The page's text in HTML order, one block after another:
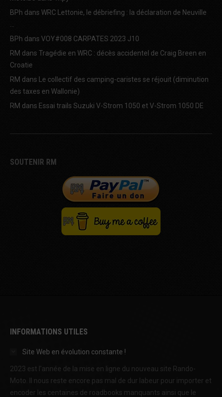
BPh dans WRC Lettonie, le débriefing : la déclaration de Neuville
BPh dans VOY#008 CARPATES 2023 J10
RM dans Tragédie en WRC : décès accidentel de Craig Breen en
Croatie
RM dans
Le collectif des camping-caristes se réjouit (diminution
des taxes en Wallonie)
RM dans Essai trails Suzuki V-Strom 1050 et V-Strom 1050 DE
SOUTENIR RM
INFORMATIONS UTILES
Site Web en évolution constante !
2023 est l'année de la mise en ligne du nouveau site Rando-
Moto. Il nous reste encore pas mal de dur labeur pour importer et
encoder les centaines de roadbooks manquants ainsi que le